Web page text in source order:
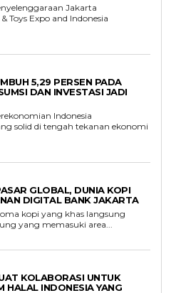
Jakarta
Toys Expo and Indonesia
5,29 PERSEN PADA
DAN INVESTASI JADI
Indonesia
solid di tengah tekanan ekonomi
GLOBAL, DUNIA KOPI
DIGITAL BANK JAKARTA
kopi yang khas langsung
yang memasuki area...
KOLABORASI UNTUK
HALAL INDONESIA YANG